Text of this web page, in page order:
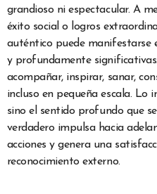
grandioso ni espectacular. A
éxito social o logros
auténtico puede manifestarse
y profundamente
acompañar, inspirar, sanar,
incluso en pequeña escala.
sino el sentido profundo que
verdadero impulsa hacia
acciones y genera una
reconocimiento externo.